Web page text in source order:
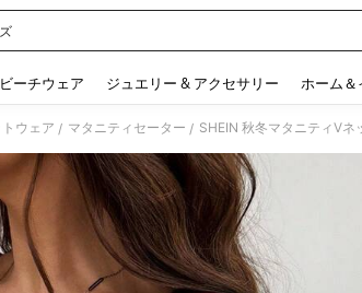
ビーチウェア ジュエリー & アクセサリー ホーム＆
ウェア / マタニティセーター / SHEIN 秋冬マタニティV